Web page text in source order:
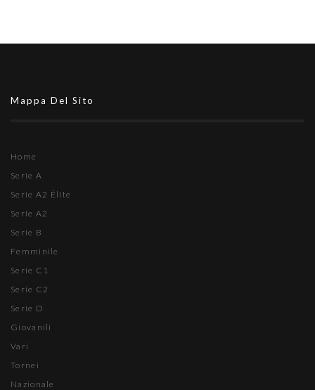
Mappa Del Sito
Home
Serie A
Serie A2 Élite
Serie A2
Serie B
Femminile
Serie C1
Serie C2
Serie D
Giovanili
Vari
Tornei
Nazionale